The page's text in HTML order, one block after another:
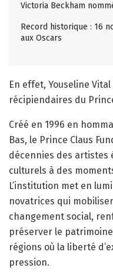
Victoria Beckham
Record historique : 16
aux Oscars
En effet, Youseline
récipiendaires du
Créé en 1996 en
Bas, le Prince Claus
décennies des artistes
culturels à des
L’institution met en
novatrices qui
changement social,
préserver le
régions où la liberté
pression.